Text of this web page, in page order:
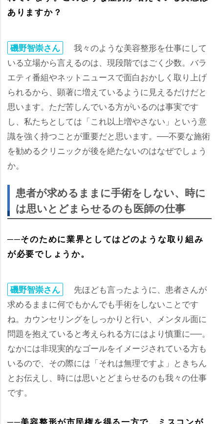
ありますか？
磯野智崇さん
我々のような美容整形を仕事にして
いる立場から言えるのは、現段階ではごく少数。バラ
エティ番組やネットニュースで面白おかしく取り上げ
られるから、顕著に増えているように見えるだけだと
思います。ただ苦しんでいる方がいるのは事実です
し、私たちとしては「これ以上増やさない」という意
識を強く持つことが重要だと思います。──不要な施術
を勧めるクリニックが後を絶たないのはなぜでしょう
か。
患者が求めるままに手術をしない、時に
は思いとどまらせるのも医師の仕事
──そのために業界としてはどのような取り組み
が必要でしょうか。
磯野智崇さん
先ほども言ったように、患者さんが
求めるままに何でもかんでも手術をしないことです
ね。カウンセリングをしっかりと行い、メンタル面に
問題を抱えていると考えられる方にはより慎重に──。
なかには非現実的なゴールをイメージされている方も
いるので、その際には「それは無理ですよ」ときちん
とお伝えし、時には思いとどまらせるのも我々の仕事
です。